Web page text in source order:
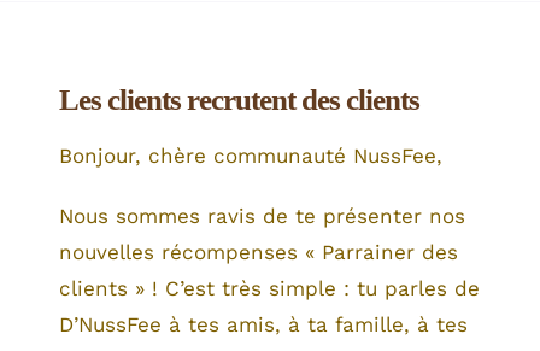
Noix
Thé
Non alimentaire
Les clients recrutent des clients
Bonjour, chère communauté NussFee,
Nous sommes ravis de te présenter nos
nouvelles récompenses « Parrainer des
clients » ! C’est très simple : tu parles de
D’NussFee à tes amis, à ta famille, à tes